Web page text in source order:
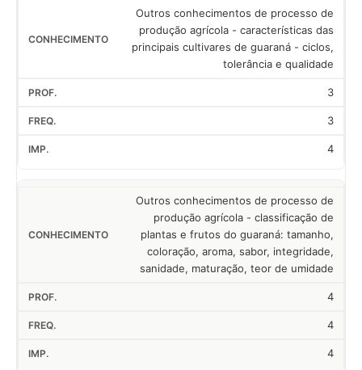
Outros conhecimentos de processo de
produção agrícola - características das
principais cultivares de guaraná - ciclos,
tolerância e qualidade
3
3
4
Outros conhecimentos de processo de
produção agrícola - classificação de
plantas e frutos do guaraná: tamanho,
coloração, aroma, sabor, integridade,
sanidade, maturação, teor de umidade
4
4
4